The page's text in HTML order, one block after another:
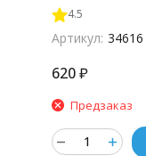
4.5
Артикул: 34616
620 ₽
Предзаказ